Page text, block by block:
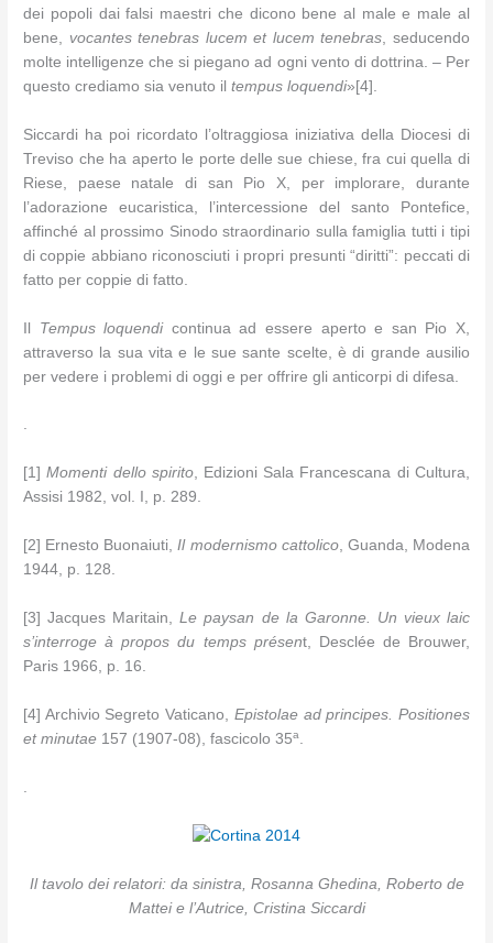
dei popoli dai falsi maestri che dicono bene al male e male al
bene, vocantes tenebras lucem et lucem tenebras , seducendo
molte intelligenze che si piegano ad ogni vento di dottrina. – Per
questo crediamo sia venuto iltempus loquendi»[4].
Siccardi ha poi ricordato l’oltraggiosa iniziativa della Diocesi di
Treviso che ha aperto le porte delle sue chiese, fra cui quella di
Riese, paese natale di san Pio X, per implorare, durante
l’adorazione eucaristica, l’intercessione del santo Pontefice,
affinché al prossimo Sinodo straordinario sulla famiglia tutti i tipi
di coppie abbiano riconosciuti i propri presunti “diritti”: peccati di
fatto per coppie di fatto.
Il Tempus loquendicontinua ad essere aperto e san Pio X,
attraverso la sua vita e le sue sante scelte, è di grande ausilio
per vedere i problemi di oggi e per offrire gli anticorpi di difesa.
.
[1]Momenti dello spirito, Edizioni Sala Francescana di Cultura,
Assisi 1982, vol. I, p. 289.
[2] Ernesto Buonaiuti,Il modernismo cattolico, Guanda, Modena
1944, p. 128.
[3] Jacques Maritain,Le paysan de la Garonne. Un vieux laic
s’interroge à propos du temps présent, Desclée de Brouwer,
Paris 1966, p. 16.
[4] Archivio Segreto Vaticano, Epistolae ad principes. Positiones
et minutae 157 (1907-08), fascicolo 35a
Il tavolo dei relatori: da sinistra, Rosanna Ghedina, Roberto de
Mattei e l’Autrice, Cristina Siccardi